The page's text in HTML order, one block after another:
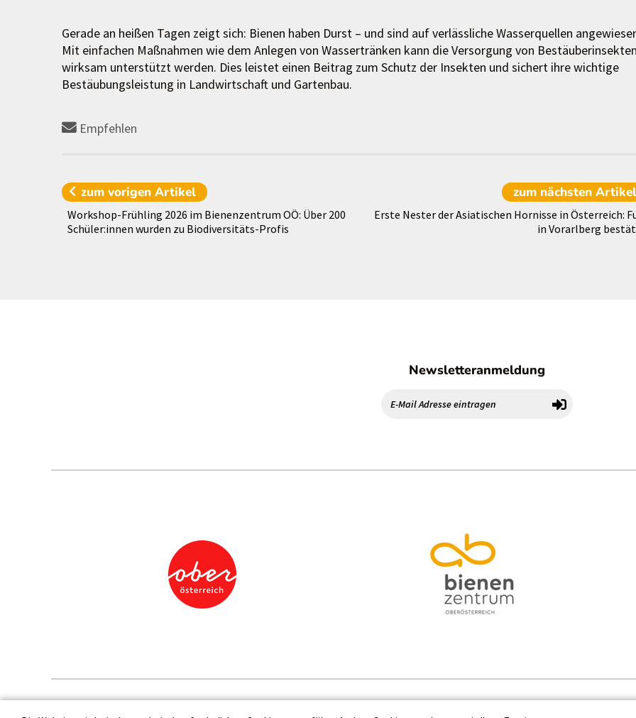
Gerade an heißen Tagen zeigt sich: Bienen haben Durst – und sind auf verlässliche Wasserquellen
Mit einfachen Maßnahmen wie dem Anlegen von Wassertränken kann die Versorgung von Bestäuberinsekten
wirksam unterstützt werden. Dies leistet einen Beitrag zum Schutz der Insekten und sichert ihre wichtige
Bestäubungsleistung in Landwirtschaft und Gartenbau.
Empfehlen
zum vorigenArtikel
Workshop-Frühling 2026 im Bienenzentrum OÖ: Über 200
Schüler:innen wurden zu Biodiversitäts-Profis
zum nächsten Artikel
Erste Nester der Asiatischen Hornisse in Österreich:
in Vorarlberg
Newsletteranmeldung